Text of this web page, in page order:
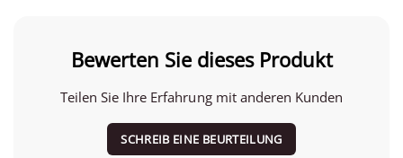
Bewerten Sie dieses Produkt
Teilen Sie Ihre Erfahrung mit anderen Kunden
SCHREIB EINE BEURTEILUNG